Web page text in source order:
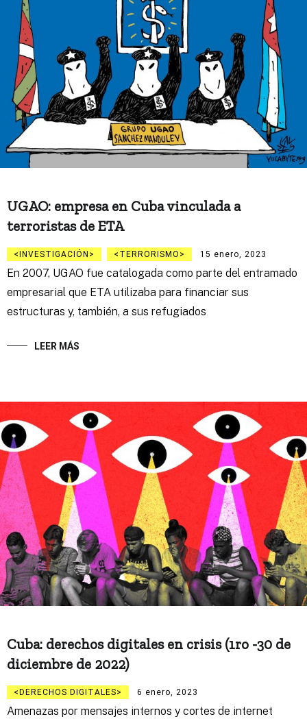
UGAO: empresa en Cuba vinculada a
terroristas de ETA
INVESTIGACIÓN TERRORISMO 15 enero, 2023
En 2007, UGAO fue catalogada como parte del entramado
empresarial que ETA utilizaba para financiar sus
estructuras y, también, a sus refugiados
LEER MÁS
Cuba: derechos digitales en crisis (1ro -30 de
diciembre de 2022)
DERECHOS DIGITALES 6 enero, 2023
Amenazas por mensajes internos y cortes de internet